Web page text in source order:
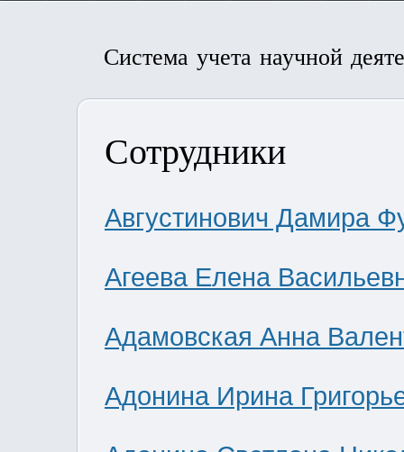
Система учета научной
Сотрудники
Августинович Дамира
Агеева Елена
Адамовская Анна
Адонина Ирина